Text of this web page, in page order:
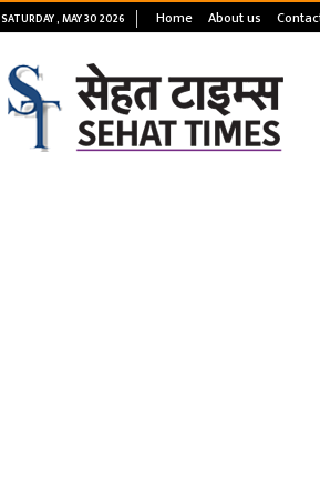
SATURDAY , MAY 30 2026 Home About us